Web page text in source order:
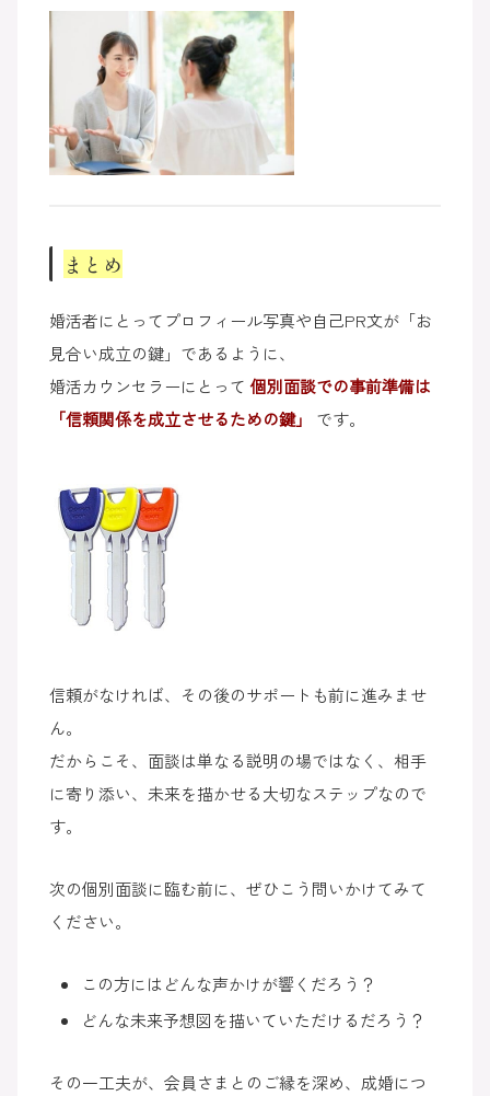
まとめ
婚活者にとってプロフィール写真や自己PR文が「お
見合い成立の鍵」であるように、
婚活カウンセラーにとって 個別面談での事前準備は
「信頼関係を成立させるための鍵」
です。
信頼がなければ、その後のサポートも前に進みませ
ん。
だからこそ、面談は単なる説明の場ではなく、相手
に寄り添い、未来を描かせる大切なステップなので
す。
次の個別面談に臨む前に、ぜひこう問いかけてみて
ください。
この方にはどんな声かけが響くだろう？
どんな未来予想図を描いていただけるだろう？
その一工夫が、会員さまとのご縁を深め、成婚につ